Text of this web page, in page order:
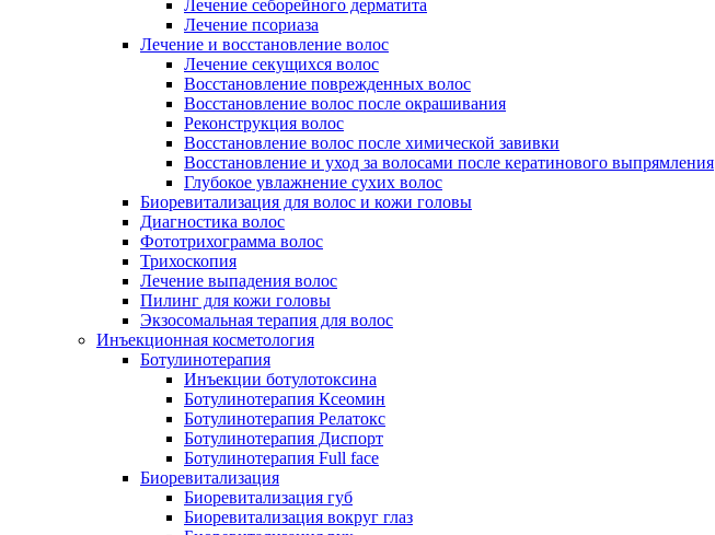
Лечение себорейного дерматита
Лечение псориаза
Лечение и восстановление волос
Лечение секущихся волос
Восстановление поврежденных волос
Восстановление волос после окрашивания
Реконструкция волос
Восстановление волос после химической завивки
Восстановление и уход за волосами после кератинового выпрямления
Глубокое увлажнение сухих волос
Биоревитализация для волос и кожи головы
Диагностика волос
Фототрихограмма волос
Трихоскопия
Лечение выпадения волос
Пилинг для кожи головы
Экзосомальная терапия для волос
Инъекционная косметология
Ботулинотерапия
Инъекции ботулотоксина
Ботулинотерапия Ксеомин
Ботулинотерапия Релатокс
Ботулинотерапия Диспорт
Ботулинотерапия Full face
Биоревитализация
Биоревитализация губ
Биоревитализация вокруг глаз